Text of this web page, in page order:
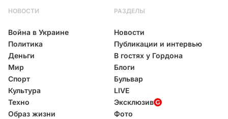
НОВОСТИ
Война в Украине
Политика
Деньги
Мир
Спорт
Культура
Техно
Образ жизни
РАЗДЕЛЫ
Новости
Публикации и интервью
В гостях у Гордона
Блоги
Бульвар
LIVE
Эксклюзив
Фото